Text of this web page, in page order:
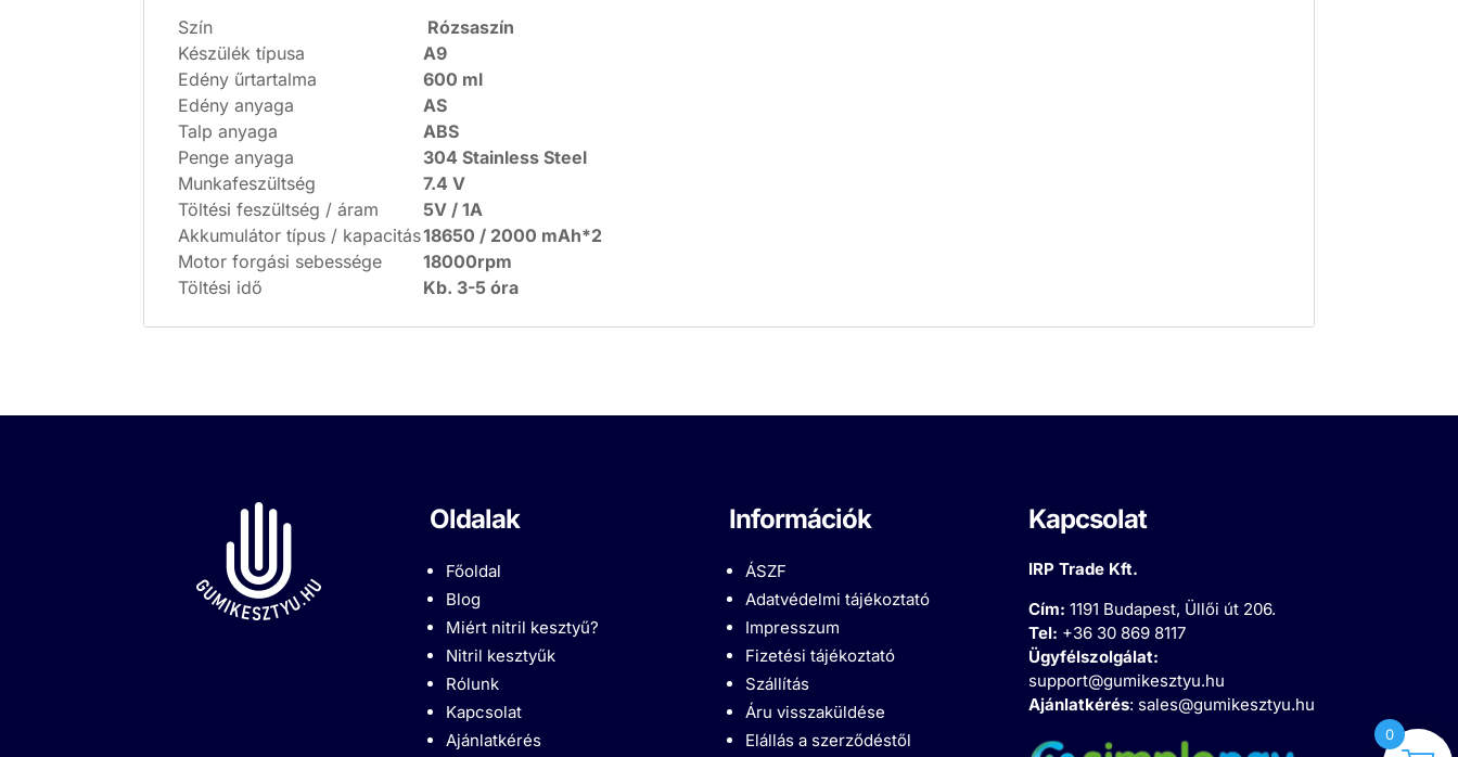
Szín
Rózsaszín
Készülék típusa
A9
Edény űrtartalma
600 ml
Edény anyaga
AS
Talp anyaga
ABS
Penge anyaga
304 Stainless Steel
Munkafeszültség
7.4 V
Töltési feszültség / áram
5V / 1A
Akkumulátor típus / kapacitás18650 / 2000 mAh*2
Motor forgási sebessége
18000rpm
Töltési idő
Kb. 3-5 óra
Oldalak
Főoldal
Blog
Miért nitril kesztyű?
Nitril kesztyűk
Rólunk
Kapcsolat
Ajánlatkérés
Információk
ÁSZF
Adatvédelmi tájékoztató
Impresszum
Fizetési tájékoztató
Szállítás
Áru visszaküldése
Elállás a szerződéstől
Kapcsolat
IRP Trade Kft.
Cím: 1191 Budapest, Üllői út 206.
Tel: +36 30 869 8117
Ügyfélszolgálat:
support@gumikesztyu.hu
Ajánlatkérés: sales@gumikesztyu.hu
0